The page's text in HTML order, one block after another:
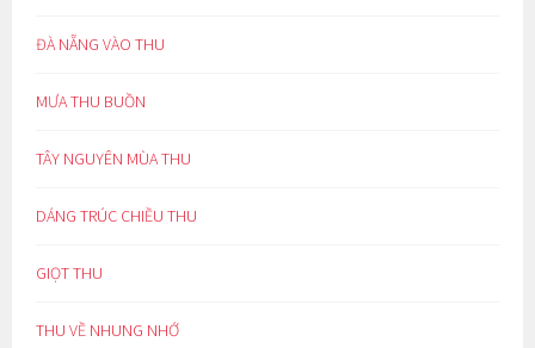
ĐÀ NẴNG VÀO THU
MƯA THU BUỒN
TÂY NGUYÊN MÙA THU
DÁNG TRÚC CHIỀU THU
GIỌT THU
THU VỀ NHUNG NHỚ